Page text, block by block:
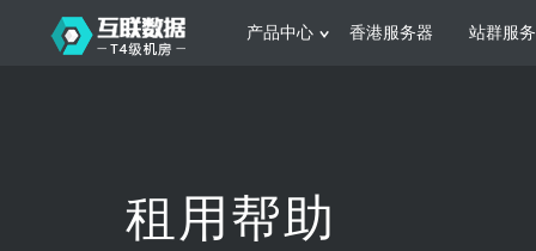
产品中心
日本服务器 新加坡服务器
香港服务器 站群服
根据不同规模的网站提供可定制化的架
构和 一站式协助租用帮助